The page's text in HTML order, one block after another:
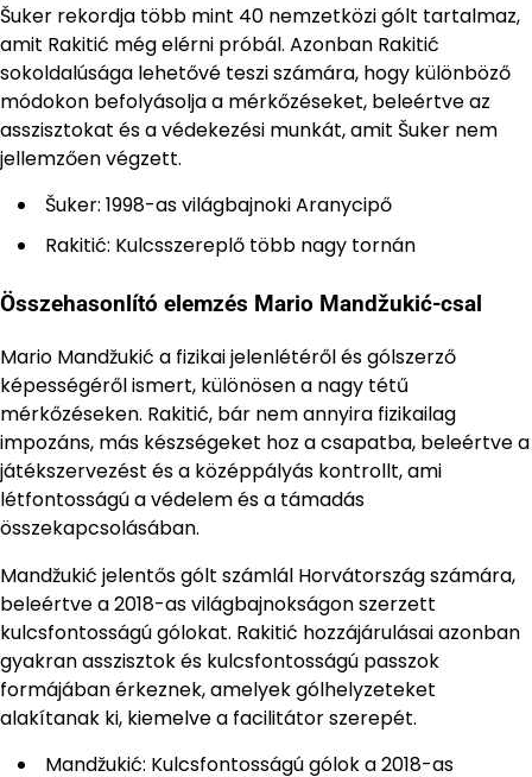
Šuker rekordja több mint 40 nemzetközi gólt tartalmaz,
amit Rakitić még elérni próbál. Azonban Rakitić
sokoldalúsága lehetővé teszi számára, hogy különböző
módokon befolyásolja a mérkőzéseket, beleértve az
asszisztokat és a védekezési munkát, amit Šuker nem
jellemzően végzett.
Šuker: 1998-as világbajnoki Aranycipő
Rakitić: Kulcsszereplő több nagy tornán
Összehasonlító elemzés Mario Mandžukić-csal
Mario Mandžukić a fizikai jelenlétéről és gólszerző
képességéről ismert, különösen a nagy tétű
mérkőzéseken. Rakitić, bár nem annyira fizikailag
impozáns, más készségeket hoz a csapatba, beleértve a
játékszervezést és a középpályás kontrollt, ami
létfontosságú a védelem és a támadás
összekapcsolásában.
Mandžukić jelentős gólt számlál Horvátország számára,
beleértve a 2018-as világbajnokságon szerzett
kulcsfontosságú gólokat. Rakitić hozzájárulásai azonban
gyakran asszisztok és kulcsfontosságú passzok
formájában érkeznek, amelyek gólhelyzeteket
alakítanak ki, kiemelve a facilitátor szerepét.
Mandžukić: Kulcsfontosságú gólok a 2018-as